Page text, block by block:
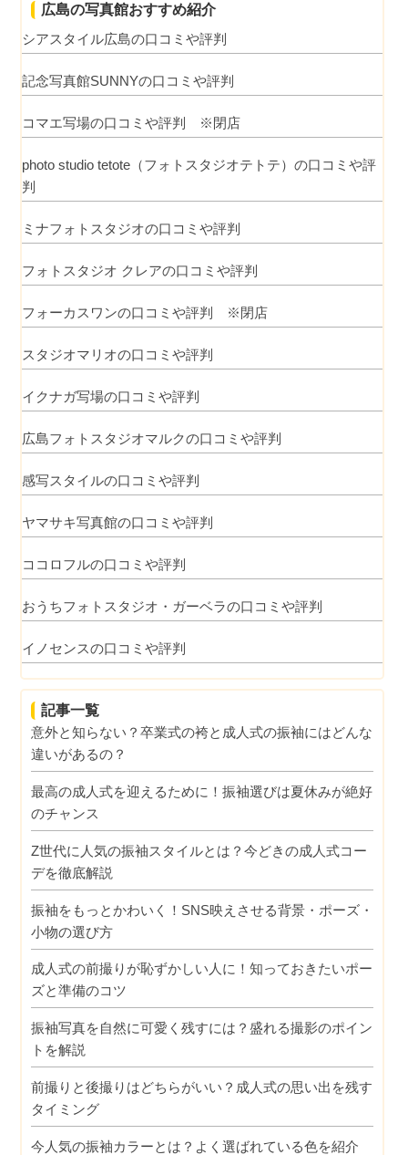
広島の写真館おすすめ紹介
シアスタイル広島の口コミや評判
記念写真館SUNNYの口コミや評判
コマエ写場の口コミや評判 ※閉店
photo studio tetote（フォトスタジオテトテ）の口コミや評
判
ミナフォトスタジオの口コミや評判
フォトスタジオ クレアの口コミや評判
フォーカスワンの口コミや評判 ※閉店
スタジオマリオの口コミや評判
イクナガ写場の口コミや評判
広島フォトスタジオマルクの口コミや評判
感写スタイルの口コミや評判
ヤマサキ写真館の口コミや評判
ココロフルの口コミや評判
おうちフォトスタジオ・ガーベラの口コミや評判
イノセンスの口コミや評判
記事一覧
意外と知らない？卒業式の袴と成人式の振袖にはどんな
違いがあるの？
最高の成人式を迎えるために！振袖選びは夏休みが絶好
のチャンス
Z世代に人気の振袖スタイルとは？今どきの成人式コー
デを徹底解説
振袖をもっとかわいく！SNS映えさせる背景・ポーズ・
小物の選び方
成人式の前撮りが恥ずかしい人に！知っておきたいポー
ズと準備のコツ
振袖写真を自然に可愛く残すには？盛れる撮影のポイン
トを解説
前撮りと後撮りはどちらがいい？成人式の思い出を残す
タイミング
今人気の振袖カラーとは？よく選ばれている色を紹介